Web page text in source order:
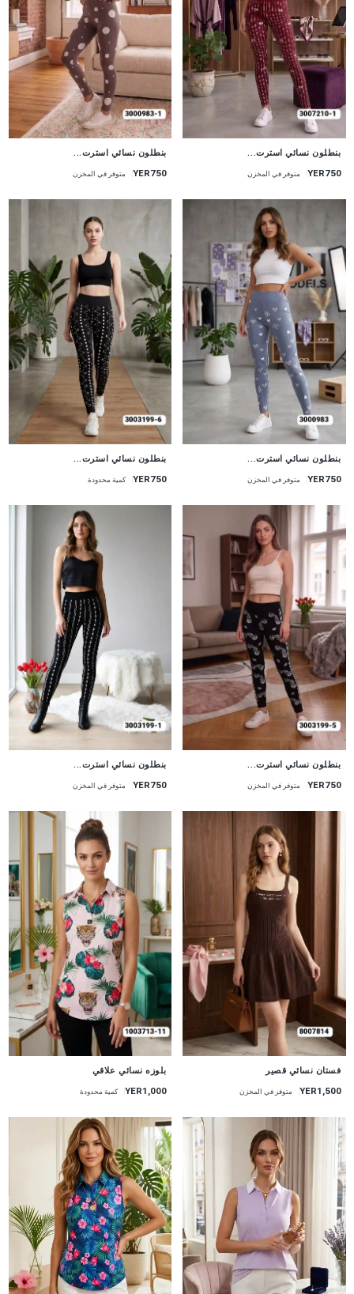
بنطلون نسائي استرت...
YER750 متوفر في المخزن
بنطلون نسائي استرت...
YER750 متوفر في المخزن
بنطلون نسائي استرت...
YER750 متوفر في المخزن
بنطلون نسائي استرت...
YER750 كمية محدودة
بنطلون نسائي استرت...
YER750 متوفر في المخزن
بنطلون نسائي استرت...
YER750 متوفر في المخزن
فستان نسائي قصير
YER1,500 متوفر في المخزن
بلوزه نسائي علاقي
YER1,000 كمية محدودة